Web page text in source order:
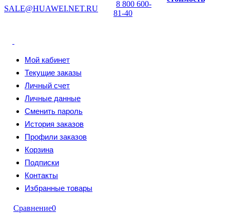
SALE@HUAWEI.NET.RU
8 800 600-
81-40
Мой кабинет
Текущие заказы
Личный счет
Личные данные
Сменить пароль
История заказов
Профили заказов
Корзина
Подписки
Контакты
Избранные товары
Сравнение0